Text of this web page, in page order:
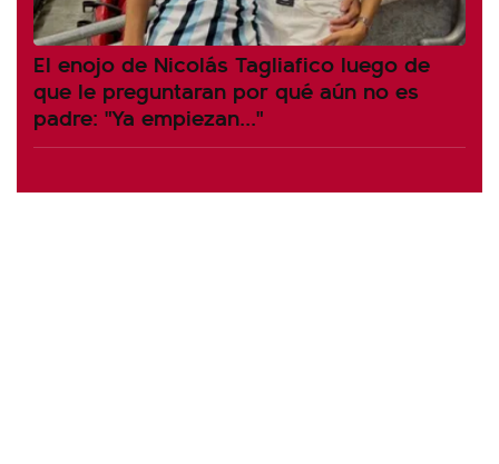
El enojo de Nicolás Tagliafico luego de
que le preguntaran por qué aún no es
padre: "Ya empiezan..."